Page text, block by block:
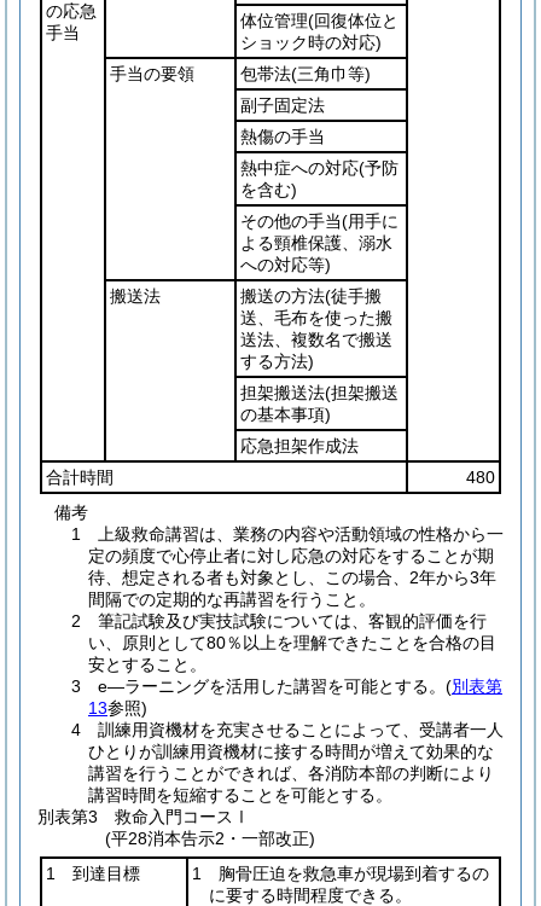
の応急
手当
体位管理(回復体位と
ショック時の対応)
手当の要領
包帯法(三角巾等)
副子固定法
熱傷の手当
熱中症への対応(予防
を含む)
その他の手当(用手に
よる頸椎保護、溺水
への対応等)
搬送法
搬送の方法(徒手搬
送、毛布を使った搬
送法、複数名で搬送
する方法)
担架搬送法(担架搬送
の基本事項)
応急担架作成法
合計時間
480
備考
1 上級救命講習は、業務の内容や活動領域の性格から一
定の頻度で心停止者に対し応急の対応をすることが期
待、想定される者も対象とし、この場合、2年から3年
間隔での定期的な再講習を行うこと。
2 筆記試験及び実技試験については、客観的評価を行
い、原則として80％以上を理解できたことを合格の目
安とすること。
3 e―ラーニングを活用した講習を可能とする。(別表第
13参照)
4 訓練用資機材を充実させることによって、受講者一人
ひとりが訓練用資機材に接する時間が増えて効果的な
講習を行うことができれば、各消防本部の判断により
講習時間を短縮することを可能とする。
別表第3 救命入門コースⅠ
(平28消本告示2・一部改正)
1 到達目標
1 胸骨圧迫を救急車が現場到着するの
に要する時間程度できる。